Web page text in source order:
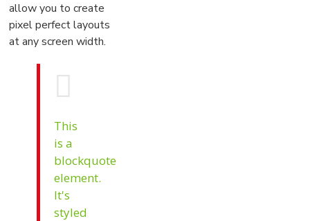
allow you to create
pixel perfect layouts
at any screen width.
This
is a
blockquote
element.
It's
styled